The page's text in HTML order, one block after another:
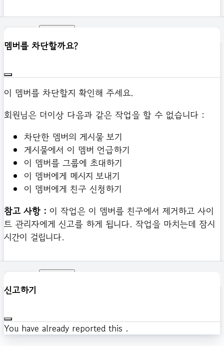
멤버를 차단할까요?
이 멤버를 차단할지 확인해 주세요.
회원님은 더이상 다음과 같은 작업을 할 수 없습니다 :
차단한 멤버의 게시물 보기
게시물에서 이 멤버 언급하기
이 멤버를 그룹에 초대하기
이 멤버에게 메시지 보내기
이 멤버에게 친구 신청하기
참고 사항 : 이 작업은 이 멤버를 친구에서 제거하고 사이
트 관리자에게 신고를 하게 됩니다. 작업을 마치는데 잠시
시간이 걸립니다.
신고하기
You have already reported this .